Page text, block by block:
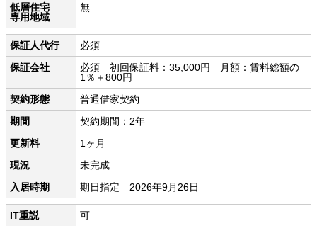
低層住宅
専用地域
無
保証人代行
必須
保証会社
必須 初回保証料：35,000円 月額：賃料総額の
1％＋800円
契約形態
普通借家契約
期間
契約期間：2年
更新料
1ヶ月
現況
未完成
入居時期
期日指定 2026年9月26日
IT重説
可